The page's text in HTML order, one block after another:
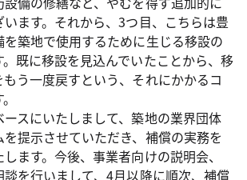
ます。それから、3つ目、こちらは豊
築地で使用するために生じる移設の
既に移設を見込んでいたことから、移
う一度戻すという、それにかかるコ
スにいたしまして、築地の業界団体
提示させていただき、補償の実務を
ます。今後、事業者向けの説明会、
を行いまして、4月以降に順次、補償